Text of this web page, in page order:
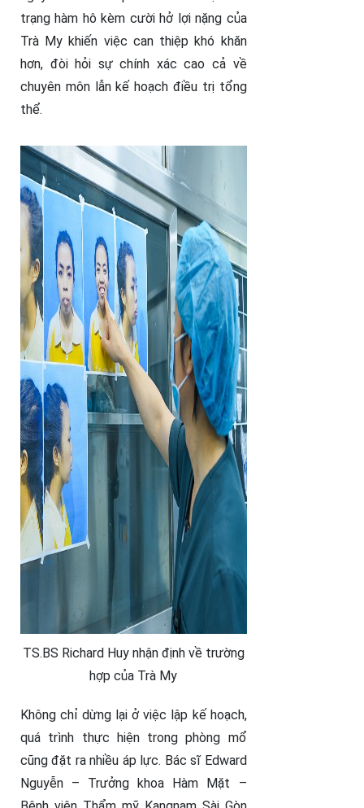
trạng hàm hô kèm cười hở lợi nặng của
Trà My khiến việc can thiệp khó khăn
hơn, đòi hỏi sự chính xác cao cả về
chuyên môn lẫn kế hoạch điều trị tổng
thể.
TS.BS Richard Huy nhận định về trường
hợp của Trà My
Không chỉ dừng lại ở việc lập kế hoạch,
quá trình thực hiện trong phòng mổ
cũng đặt ra nhiều áp lực. Bác sĩ Edward
Nguyễn – Trưởng khoa Hàm Mặt –